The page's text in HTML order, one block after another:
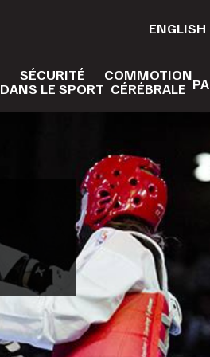
ENGLISH
SÉCURITÉ
DANS LE SPORT
COMMOTION
CÉRÉBRALE